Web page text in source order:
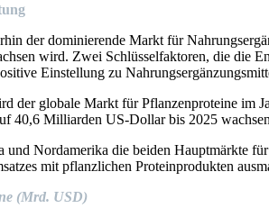
der dominierende Markt für
wird. Zwei Schlüsselfaktoren, die die
Einstellung zu
der globale Markt für Pflanzenproteine im
40,6 Milliarden US-Dollar bis 2025
und Nordamerika die beiden Hauptmärkte
mit pflanzlichen Proteinprodukten
(Mrd. USD)